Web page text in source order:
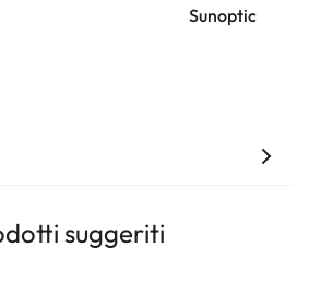
Sunoptic
suggeriti